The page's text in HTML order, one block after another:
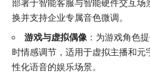
部署于智能客服与智能硬件交互
换并支持企业专属音色微调。
游戏与虚拟偶像 ：为游戏角色
时情感调节，适用于虚拟主播和
性化语音的娱乐场景。